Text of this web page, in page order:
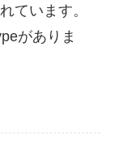
ています。
がありま